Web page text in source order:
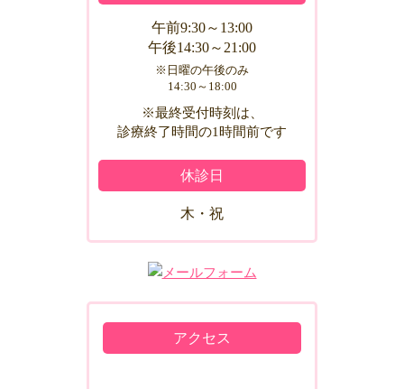
午前9:30～13:00
午後14:30～21:00
※日曜の午後のみ
14:30～18:00
※最終受付時刻は、
診療終了時間の1時間前です
休診日
木・祝
アクセス